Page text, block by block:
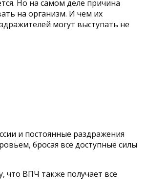
Но на самом деле причина
на организм. И чем их
могут выступать не
и постоянные раздражения
бросая все доступные силы
что ВПЧ также получает все